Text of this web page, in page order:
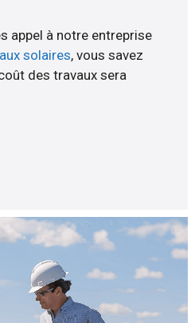
appel à notre entreprise
solaires, vous savez
des travaux sera